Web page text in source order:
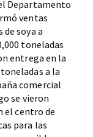
Departamento
ventas
soya a
toneladas
entrega en la
a la
comercial
se vieron
el centro de
para las